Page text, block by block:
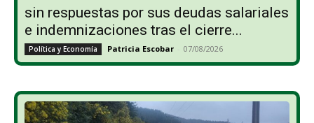
sin respuestas por sus deudas salariales
e indemnizaciones tras el cierre...
Política y Economía Patricia Escobar - 07/08/2026